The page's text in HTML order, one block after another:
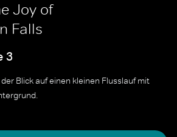
Joy of
Falls
3
Blick auf einen kleinen Flusslauf mit